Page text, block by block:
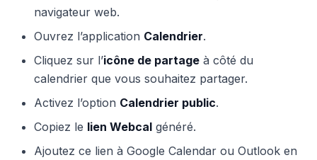
navigateur web.
Ouvrez l’application Calendrier.
Cliquez sur l’icône de partage à côté du
calendrier que vous souhaitez partager.
Activez l’option Calendrier public.
Copiez le lien Webcal généré.
Ajoutez ce lien à Google Calendar ou Outlook en